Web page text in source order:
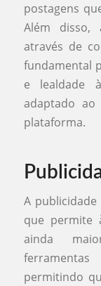
postagens
Além disso,
através de
fundamental
e lealdade
adaptado
plataforma.
A
que permite
ainda
permitindo